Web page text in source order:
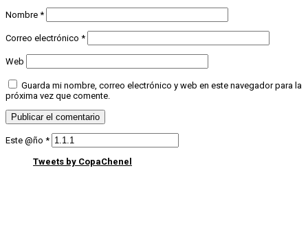
Nombre *
Correo electrónico *
Web
Guarda mi nombre, correo electrónico y web en este navegador para la
próxima vez que comente.
Este @ño *
Tweets by CopaChenel